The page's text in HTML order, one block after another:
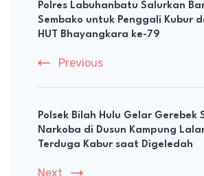
Navigation
Polres Labuhanbatu Salurkan
Sembako untuk Penggali Kubur
HUT Bhayangkara ke-79
Previous
Polsek Bilah Hulu Gelar Gerebek
Narkoba di Dusun Kampung
Terduga Kabur saat Digeledah
Next